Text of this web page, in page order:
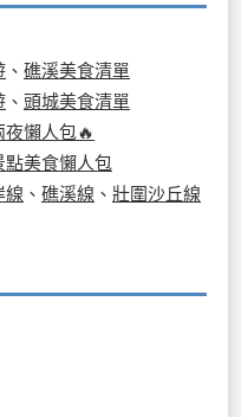
、 礁溪美食清單
、 頭城美食清單
夜懶人包🔥
點美食懶人包
線 、 礁溪線 、 壯圍沙丘線